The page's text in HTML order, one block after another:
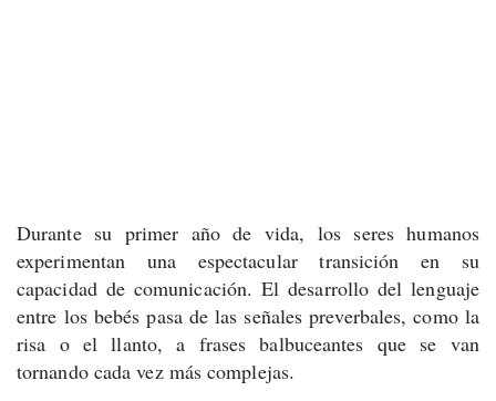
Durante su primer año de vida, los seres humanos
experimentan una espectacular transición en su
capacidad de comunicación. El desarrollo del lenguaje
entre los bebés pasa de las señales preverbales, como la
risa o el llanto, a frases balbuceantes que se van
tornando cada vez más complejas.